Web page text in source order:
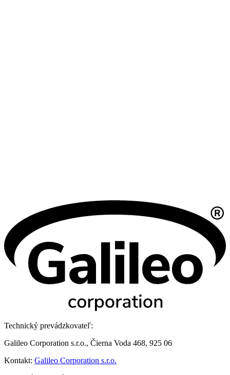
Technický prevádzkovateľ:
Galileo Corporation s.r.o., Čierna Voda 468, 925 06
Kontakt: Galileo Corporation s.r.o.